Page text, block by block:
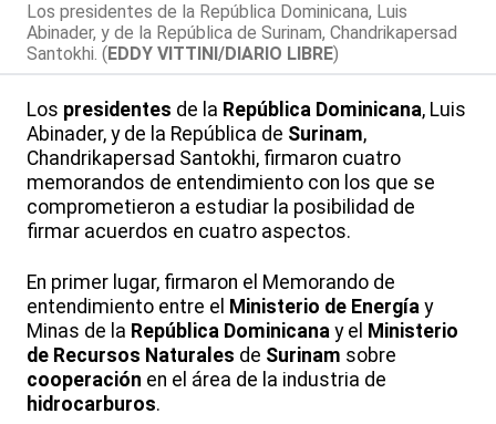
Los presidentes de la República Dominicana, Luis
Abinader, y de la República de Surinam, Chandrikapersad
Santokhi. (EDDY VITTINI/DIARIO LIBRE)
Los presidentes de la República Dominicana, Luis
Abinader, y de la República de Surinam,
Chandrikapersad Santokhi, firmaron cuatro
memorandos de entendimiento con los que se
comprometieron a estudiar la posibilidad de
firmar acuerdos en cuatro aspectos.
En primer lugar, firmaron el Memorando de
entendimiento entre el Ministerio de Energía y
Minas de la República Dominicana y el Ministerio
de Recursos Naturales de Surinam sobre
cooperación en el área de la industria de
hidrocarburos.